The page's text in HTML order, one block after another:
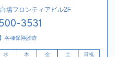
場フロンティアビル2F
3531
各種保険診療
水 木 金 土 日祝